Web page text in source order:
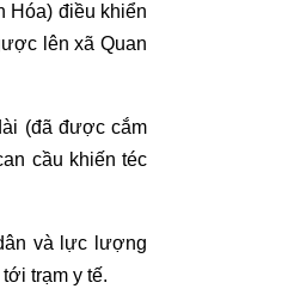
Hóa) điều khiển
lên xã Quan
(đã được cắm
cầu khiến téc
và lực lượng
trạm y tế.